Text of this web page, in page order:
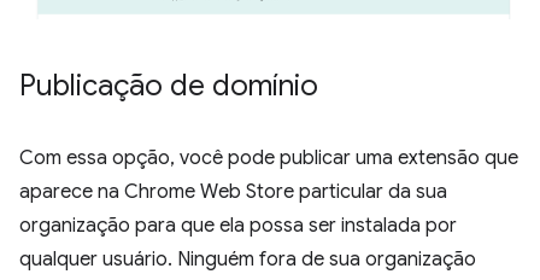
Publicação de domínio
Com essa opção, você pode publicar uma extensão que
aparece na Chrome Web Store particular da sua
organização para que ela possa ser instalada por
qualquer usuário. Ninguém fora de sua organização